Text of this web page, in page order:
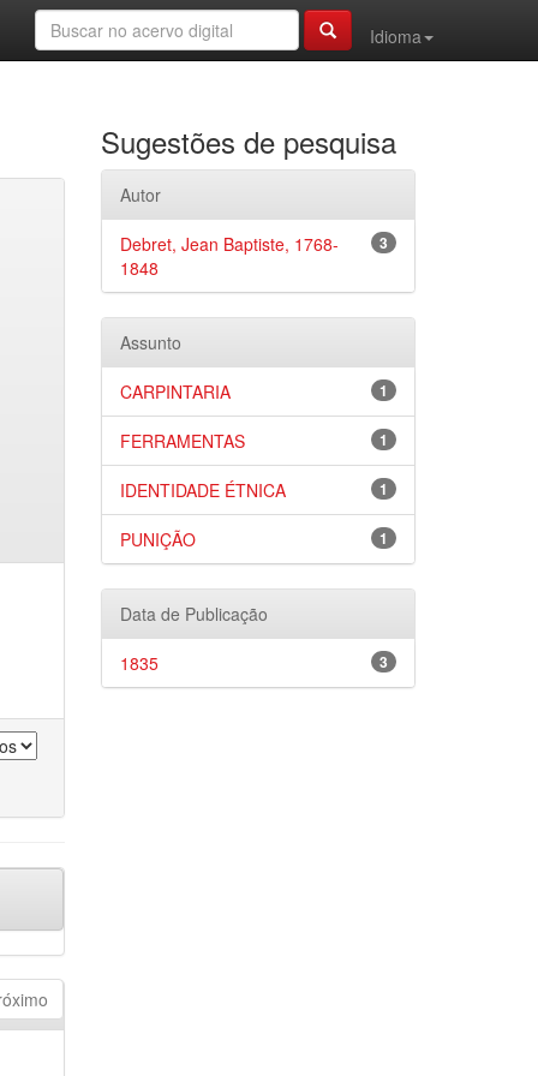
Idioma
Sugestões de pesquisa
Autor
3
Debret, Jean Baptiste, 1768-
1848
Assunto
1
CARPINTARIA
1
FERRAMENTAS
1
IDENTIDADE ÉTNICA
1
PUNIÇÃO
Data de Publicação
3
1835